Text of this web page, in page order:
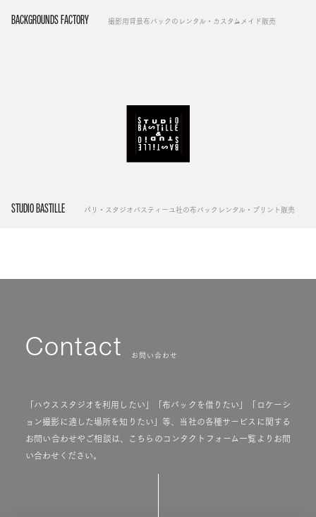
BACKGROUNDS FACTORY 撮影用背景布バックのレンタル・カスタムメイド販売
STUDIO BASTILLE パリ・スタジオバスティーユ社の布バックレンタル・プリント販売
Contact お問い合わせ
「ハウススタジオを利用したい」「布バックを借りたい」「ロケーシ
ョン撮影に適した場所を知りたい」等、当社の各種サービスに関する
お問い合わせやご相談は、こちらのコンタクトフォーム一覧よりお問
い合わせください。